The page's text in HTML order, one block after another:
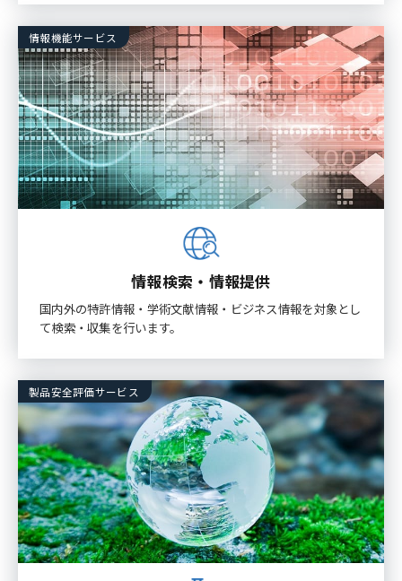
情報機能サービス
情報検索・情報提供
国内外の特許情報・学術文献情報・ビジネス情報を対象とし
て検索・収集を行います。
製品安全評価サービス